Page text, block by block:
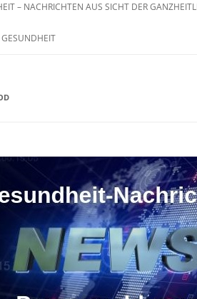
– NACHRICHTEN AUS SICHT DER
GESUNDHEIT